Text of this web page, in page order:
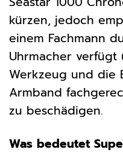
kürzen, jedoch
einem Fachmann
Uhrmacher
Werkzeug und die
Armband
zu beschädigen.
Was bedeutet